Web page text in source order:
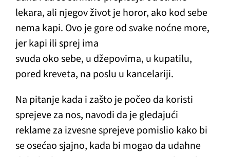
lekara, ali njegov život je horor, ako kod sebe
nema kapi. Ovo je gore od svake noćne more,
jer kapi ili sprej ima
svuda oko sebe, u džepovima, u kupatilu,
pored kreveta, na poslu u kancelariji.
Na pitanje kada i zašto je počeo da koristi
sprejeve za nos, navodi da je gledajući
reklame za izvesne sprejeve pomislio kako bi
se osećao sjajno, kada bi mogao da udahne